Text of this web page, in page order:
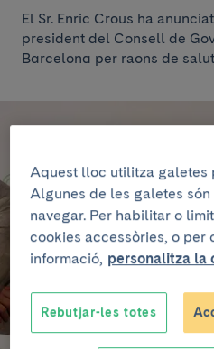
El Sr. Enric Crous ha
president del Consell de
Barcelona per raons de
Aquest lloc utilitza galetes
Algunes de les galetes
navegar. Per habilitar o
cookies accessòries, o per
informació, personalitza la
Rebutjar-les totes